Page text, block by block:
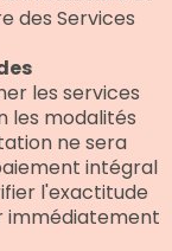
des Services
les services
les modalités
ne sera
intégral
l'exactitude
immédiatement